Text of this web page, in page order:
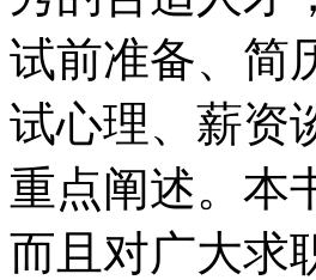
试前准备、简
试心理、薪资
重点阐述。本
而且对广大求